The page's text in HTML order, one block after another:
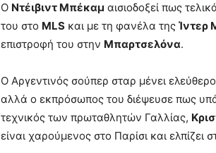
Ο Ντέιβιντ Μπέκαμ αισιοδοξεί πως
του στο MLS και με τη φανέλα της Ίντερ
επιστροφή του στην Μπαρτσελόνα.
Ο Αργεντινός σούπερ σταρ μένει
αλλά ο εκπρόσωπος του διέψευσε πως
τεχνικός των πρωταθλητών Γαλλίας,
είναι χαρούμενος στο Παρίσι και